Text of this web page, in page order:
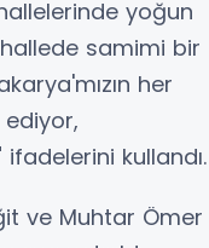
yoğun
samimi bir
her
kullandı.
ve Muhtar Ömer